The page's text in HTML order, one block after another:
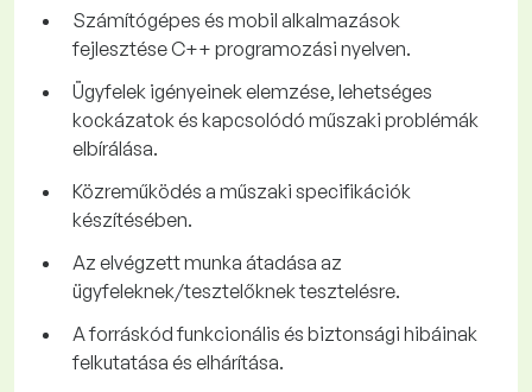
Számítógépes és mobil alkalmazások
fejlesztése C++ programozási nyelven.
Ügyfelek igényeinek elemzése, lehetséges
kockázatok és kapcsolódó műszaki problémák
elbírálása.
Közreműködés a műszaki specifikációk
készítésében.
Az elvégzett munka átadása az
ügyfeleknek/tesztelőknek tesztelésre.
A forráskód funkcionális és biztonsági hibáinak
felkutatása és elhárítása.